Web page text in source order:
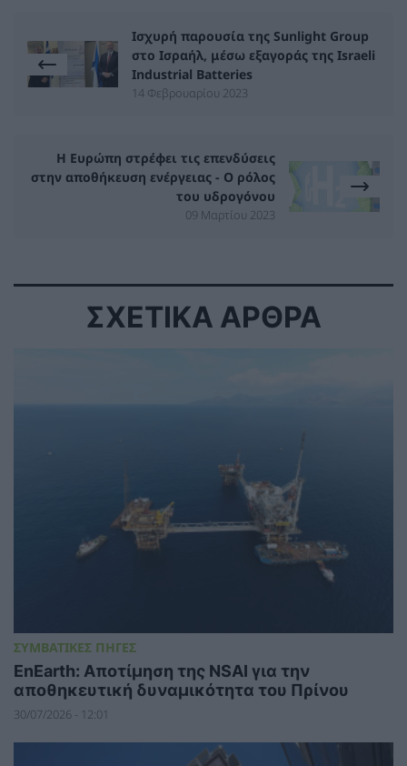
Ισχυρή παρουσία της Sunlight Group
στο Ισραήλ, μέσω εξαγοράς της Israeli
Industrial Batteries
14 Φεβρουαρίου 2023
Η Ευρώπη στρέφει τις επενδύσεις
στην αποθήκευση ενέργειας - Ο ρόλος
του υδρογόνου
09 Μαρτίου 2023
ΣΧΕΤΙΚΑ ΑΡΘΡΑ
ΣΥΜΒΑΤΙΚΕΣ ΠΗΓΕΣ
EnEarth: Αποτίμηση της NSAI για την
αποθηκευτική δυναμικότητα του Πρίνου
30/07/2026 - 12:01